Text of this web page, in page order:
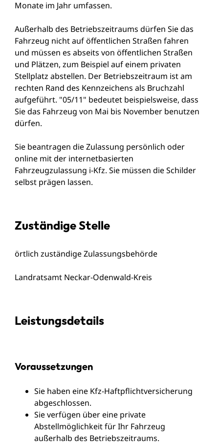
Monate im Jahr umfassen.
Außerhalb des Betriebszeitraums dürfen Sie das
Fahrzeug nicht auf öffentlichen Straßen fahren
und müssen es abseits von öffentlichen Straßen
und Plätzen, zum Beispiel auf einem privaten
Stellplatz abstellen. Der Betriebszeitraum ist am
rechten Rand des Kennzeichens als Bruchzahl
aufgeführt. "05/11" bedeutet beispielsweise, dass
Sie das Fahrzeug von Mai bis November benutzen
dürfen.
Sie beantragen die Zulassung persönlich oder
online mit der internetbasierten
Fahrzeugzulassung i-Kfz. Sie müssen die Schilder
selbst prägen lassen.
Zuständige Stelle
örtlich zuständige Zulassungsbehörde
Landratsamt Neckar-Odenwald-Kreis
Leistungsdetails
Voraussetzungen
Sie haben eine Kfz-Haftpflichtversicherung
abgeschlossen.
Sie verfügen über eine private
Abstellmöglichkeit für Ihr Fahrzeug
außerhalb des Betriebszeitraums.